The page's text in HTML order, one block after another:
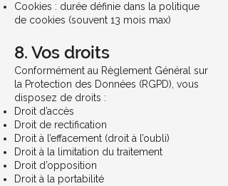
Cookies : durée définie dans la politique
de cookies (souvent 13 mois max)
8. Vos droits
Conformément au Règlement Général sur
la Protection des Données (RGPD), vous
disposez de droits :
Droit d’accès
Droit de rectification
Droit à l’effacement (droit à l’oubli)
Droit à la limitation du traitement
Droit d’opposition
Droit à la portabilité